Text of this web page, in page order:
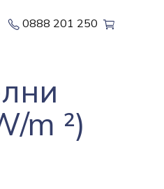
0888 201 250
m ²)